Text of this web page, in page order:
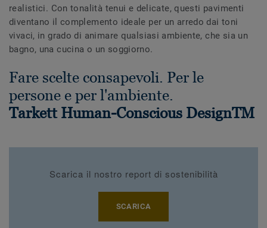
realistici. Con tonalità tenui e delicate, questi pavimenti
diventano il complemento ideale per un arredo dai toni
vivaci, in grado di animare qualsiasi ambiente, che sia un
bagno, una cucina o un soggiorno.
Fare scelte consapevoli. Per le
persone e per l'ambiente.
Tarkett Human-Conscious DesignTM
Scarica il nostro report di sostenibilità
SCARICA